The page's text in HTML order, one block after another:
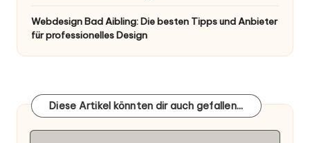
Webdesign Bad Aibling: Die besten Tipps und Anbieter
für professionelles Design
Diese Artikel könnten dir auch gefallen...